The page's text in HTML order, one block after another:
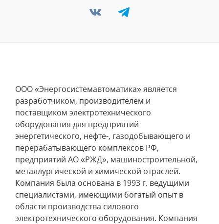
ООО «Энергосистемавтоматика» является
разработчиком, производителем и
поставщиком электротехнического
оборудования для предприятий
энергетического, нефте-, газодобывающего и
перерабатывающего комплексов РФ,
предприятий АО «РЖД», машиностроительной,
металлургической и химической отраслей.
Компания была основана в 1993 г. ведущими
специалистами, имеющими богатый опыт в
области производства силового
электротехнического оборудования. Компания